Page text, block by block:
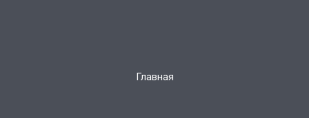
Главная